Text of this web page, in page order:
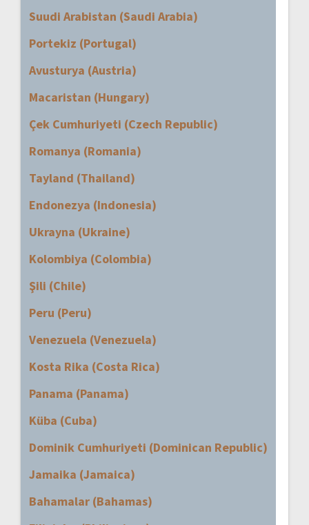
Suudi Arabistan (Saudi Arabia)
Portekiz (Portugal)
Avusturya (Austria)
Macaristan (Hungary)
Çek Cumhuriyeti (Czech Republic)
Romanya (Romania)
Tayland (Thailand)
Endonezya (Indonesia)
Ukrayna (Ukraine)
Kolombiya (Colombia)
Şili (Chile)
Peru (Peru)
Venezuela (Venezuela)
Kosta Rika (Costa Rica)
Panama (Panama)
Küba (Cuba)
Dominik Cumhuriyeti (Dominican Republic)
Jamaika (Jamaica)
Bahamalar (Bahamas)